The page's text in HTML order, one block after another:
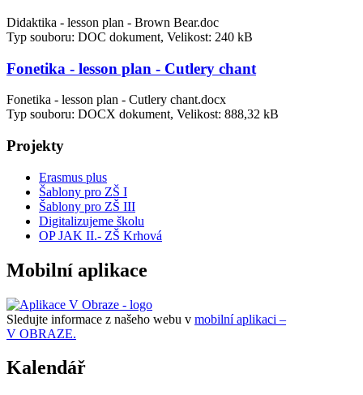
Didaktika - lesson plan - Brown Bear.doc
Typ souboru: DOC dokument, Velikost: 240 kB
Fonetika - lesson plan - Cutlery chant
Fonetika - lesson plan - Cutlery chant.docx
Typ souboru: DOCX dokument, Velikost: 888,32 kB
Projekty
Erasmus plus
Šablony pro ZŠ I
Šablony pro ZŠ III
Digitalizujeme školu
OP JAK II.- ZŠ Krhová
Mobilní aplikace
Sledujte informace z našeho webu v mobilní aplikaci –
V OBRAZE.
Kalendář